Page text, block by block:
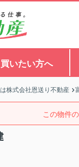
買いたい方へ
株式会社恩送り不動産
この物件